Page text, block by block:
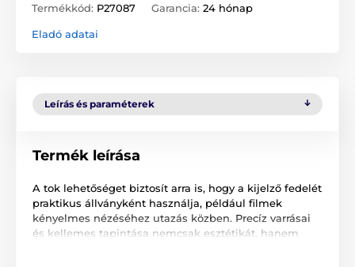
Termékkód: P27087 Garancia: 24 hónap
Eladó adatai
Leírás és paraméterek
Termék leírása
A tok lehetőséget biztosít arra is, hogy a kijelző fedelét
praktikus állványként használja, például filmek
kényelmes nézéséhez utazás közben. Precíz varrásai
és kellemes tapintása nemcsak esztétikát, hanem